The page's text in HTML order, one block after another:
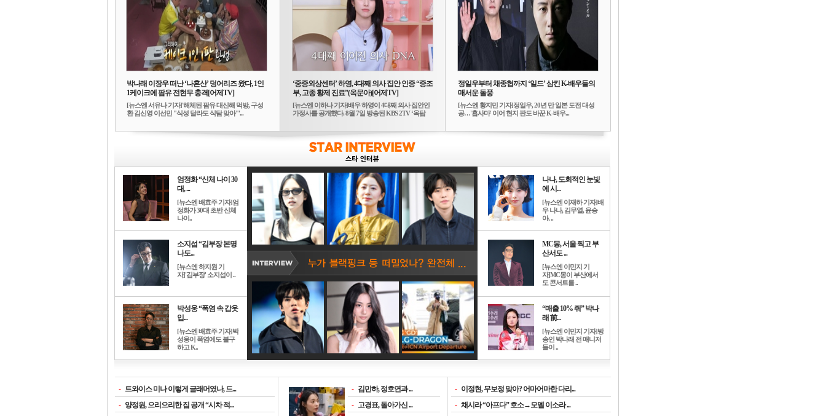
박나래 이장우 떠난 ‘나혼산’ 덩어리즈 왔다, 1인
1케이크에 팜유 전현무 충격[어제TV]
[뉴스엔 서유나 기자]'해체된 팜유 대신해 먹방, 구성
환 김신영 이선민 "식성 달라도 식탐 맞아"'...
‘중증외상센터’ 하영, 4대째 의사 집안 인증 “증조
부, 고종 황제 진료”(옥문아)[어제TV]
[뉴스엔 이하나 기자]배우 하영이 4대째 의사 집안인
가정사를 공개했다. 8월 7일 방송된 KBS 2TV ‘옥탑
정일우부터 채종협까지 ‘일드’ 삼킨 K-배우들의
매서운 돌풍
[뉴스엔 황지민 기자]정일우, 20년 만 일본 도전 대성
공…'횹사마' 이어 현지 판도 바꾼 K-배우...
엄정화 “신체 나이 30
대, ...
[뉴스엔 배효주 기자]엄
정화가 30대 초반 신체
나이..
소지섭 “김부장 본명
나도...
[뉴스엔 하지원 기
자]'김부장' 소지섭이 ..
박성웅 “폭염 속 갑옷
입...
[뉴스엔 배효주 기자]박
성웅이 폭염에도 불구
하고 K..
나나, 도회적인 눈빛
에 시...
[뉴스엔 이재하 기자]배
우 나나, 김무열, 윤승
아, ..
MC몽, 서울 찍고 부
산서도 ...
[뉴스엔 이민지 기
자]MC몽이 부산에서
도 콘서트를 ..
“매출 10% 줘” 박나
래 前...
[뉴스엔 이민지 기자]방
송인 박나래 전 매니저
들이 ..
- 트와이스 미나 이렇게 글래머였나, 드...
- 양정원, 으리으리한 집 공개 “시차 적...
- 김민하, 정호연과 ...
- 고경표, 돌아가신 ...
- 이정현, 무보정 맞아? 어마어마한 다리...
- 채시라 “아프다” 호소→모델 이소라 ...